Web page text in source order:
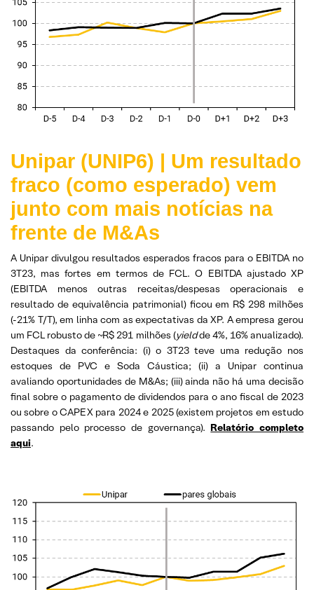
Unipar (UNIP6) | Um resultado
fraco (como esperado) vem
junto com mais notícias na
frente de M&As
A Unipar divulgou resultados esperados fracos para o EBITDA no
3T23, mas fortes em termos de FCL. O EBITDA ajustado XP
(EBITDA menos outras receitas/despesas operacionais e
resultado de equivalência patrimonial) ficou em R$ 298 milhões
(-21% T/T), em linha com as expectativas da XP. A empresa gerou
um FCL robusto de ~R$ 291 milhões (yieldde 4%, 16% anualizado).
Destaques da conferência: (i) o 3T23 teve uma redução nos
estoques de PVC e Soda Cáustica; (ii) a Unipar continua
avaliando oportunidades de M&As; (iii) ainda não há uma decisão
final sobre o pagamento de dividendos para o ano fiscal de 2023
ou sobre o CAPEX para 2024 e 2025 (existem projetos em estudo
passando pelo processo de governança). Relatório completo
aqui.